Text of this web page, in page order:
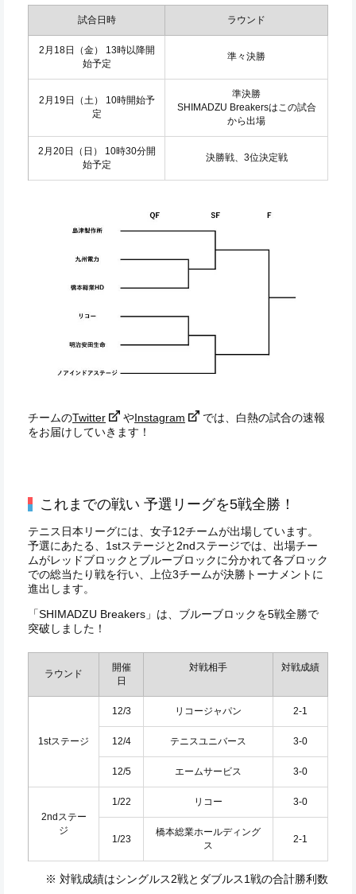
試合日時 ラウンド
2月18日（金） 13時以降開
始予定
準々決勝
2月19日（土） 10時開始予
定
準決勝
SHIMADZU Breakersはこの試合
から出場
2月20日（日） 10時30分開
始予定
決勝戦、3位決定戦
チームのTwitter やInstagram
では、白熱の試合の速報
をお届けしていきます！
これまでの戦い 予選リーグを5戦全勝！
テニス日本リーグには、女子12チームが出場しています。
予選にあたる、1stステージと2ndステージでは、出場チー
ムがレッドブロックとブルーブロックに分かれて各ブロック
での総当たり戦を行い、上位3チームが決勝トーナメントに
進出します。
「SHIMADZU Breakers」は、ブルーブロックを5戦全勝で
突破しました！
ラウンド
開催
日
対戦相手 対戦成績
1stステージ
12/3 リコージャパン 2-1
12/4 テニスユニバース 3-0
12/5 エームサービス 3-0
2ndステー
ジ
1/22 リコー 3-0
1/23
橋本総業ホールディング
ス
2-1
※ 対戦成績はシングルス2戦とダブルス1戦の合計勝利数